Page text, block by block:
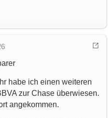
habe ich einen weiteren
zur Chase überwiesen.
angekommen.